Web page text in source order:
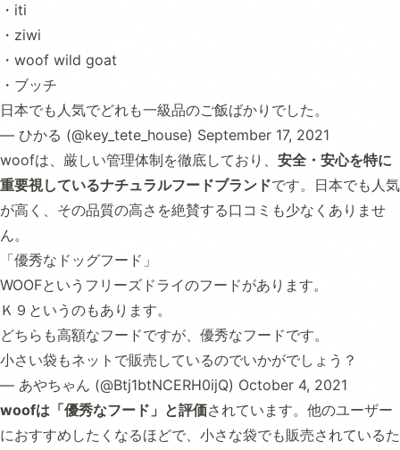
・iti
・ziwi
・woof wild goat
・ブッチ
日本でも人気でどれも一級品のご飯ばかりでした。
— ひかる (@key_tete_house) September 17, 2021
woofは、厳しい管理体制を徹底しており、 安全・安心を特に
重要視しているナチュラルフードブランドです。日本でも人気
が高く、その品質の高さを絶賛する口コミも少なくありませ
ん。
「優秀なドッグフード」
WOOFというフリーズドライのフードがあります。
Ｋ９というのもあります。
どちらも高額なフードですが、優秀なフードです。
小さい袋もネットで販売しているのでいかがでしょう？
— あやちゃん (@Btj1btNCERH0ijQ) October 4, 2021
woofは「優秀なフード」と評価されています。他のユーザー
におすすめしたくなるほどで、小さな袋でも販売されているた